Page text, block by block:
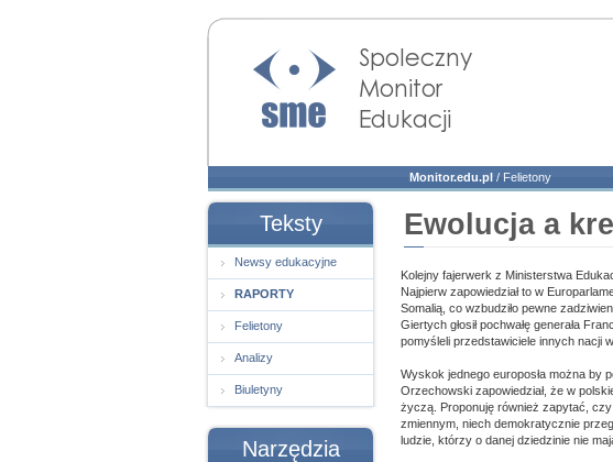
Społeczny Monitor
Edukacji
Monitor.edu.pl / Felietony
Teksty
Newsy edukacyjne
RAPORTY
Felietony
Analizy
Biuletyny
Narzędzia
Ewolucja a
Kolejny fajerwerk z Ministerstwa
Najpierw zapowiedział to w
Somalią, co wzbudziło pewne
Giertych głosił pochwałę generała
pomyśleli przedstawiciele innych nacji
Wyskok jednego europosła można by
Orzechowski zapowiedział, że w
życzą. Proponuję również zapytać,
zmiennym, niech demokratycznie
ludzie, którzy o danej dziedzinie nie